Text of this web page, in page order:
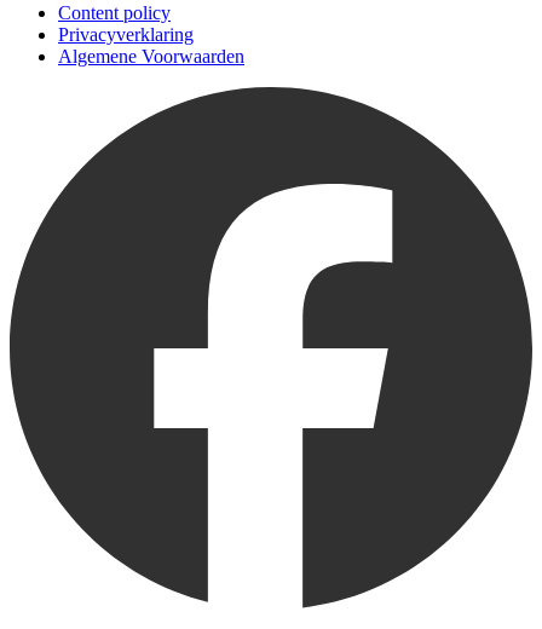
Content policy
Privacyverklaring
Algemene Voorwaarden